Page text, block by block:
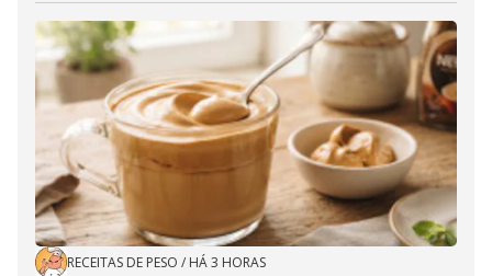
RECEITAS DE PESO / HÁ 3 HORAS